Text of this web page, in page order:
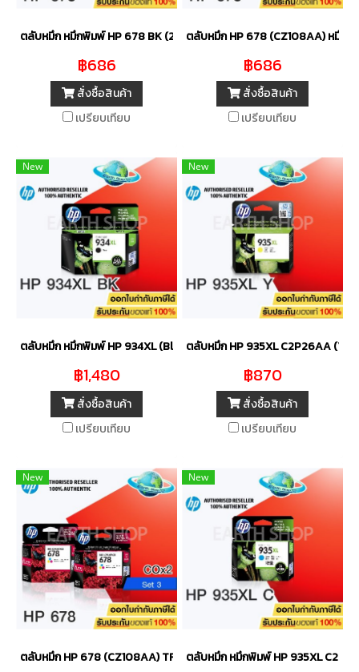
ตลับหมึก หมึกพิมพ์ HP 678 BK (2 ชิ้น) ของแท้
฿686
สั่งซื้อสินค้า
เปรียบเทียบ
ตลับหมึก HP 678 (CZ108AA) หมึกสี
฿686
สั่งซื้อสินค้า
เปรียบเทียบ
New
ตลับหมึก หมึกพิมพ์ HP 934XL (Black) ของแท้
฿1,480
สั่งซื้อสินค้า
เปรียบเทียบ
New
ตลับหมึก HP 935XL C2P26AA
฿870
สั่งซื้อสินค้า
เปรียบเทียบ
New
ตลับหมึก HP 678 (CZ108AA) TRI COLOR (2 ชิ้น) ของแท้
New
ตลับหมึก หมึกพิมพ์ HP 935XL